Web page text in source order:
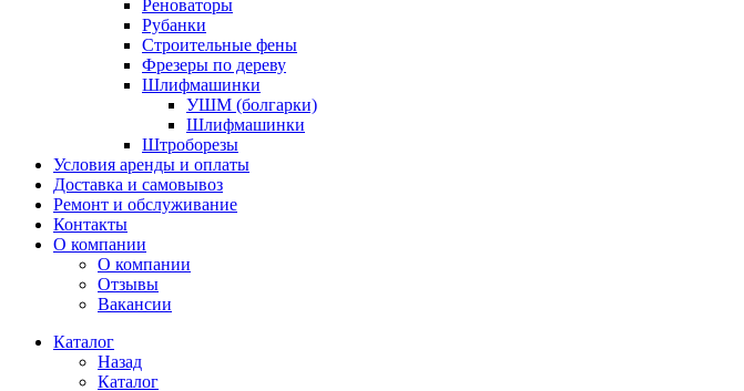
Реноваторы
Рубанки
Строительные фены
Фрезеры по дереву
Шлифмашинки
УШМ (болгарки)
Шлифмашинки
Штроборезы
Условия аренды и оплаты
Доставка и самовывоз
Ремонт и обслуживание
Контакты
О компании
О компании
Отзывы
Вакансии
Каталог
Назад
Каталог